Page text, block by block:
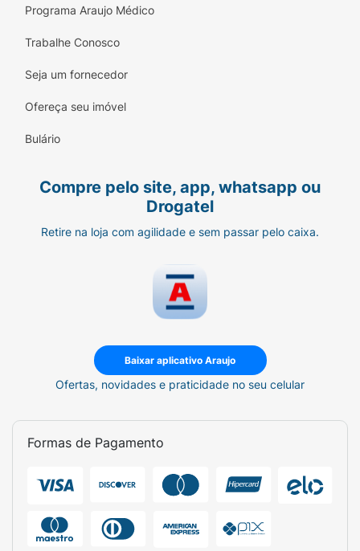
Programa Araujo Médico
Trabalhe Conosco
Seja um fornecedor
Ofereça seu imóvel
Bulário
Compre pelo site, app, whatsapp ou
Drogatel
Retire na loja com agilidade e sem passar pelo caixa.
Baixar aplicativo Araujo
Ofertas, novidades e praticidade no seu celular
Formas de Pagamento